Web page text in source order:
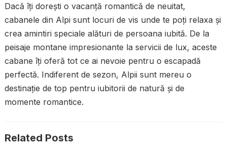
Dacă îți dorești o vacanță romantică de neuitat,
cabanele din Alpi sunt locuri de vis unde te poți relaxa și
crea amintiri speciale alături de persoana iubită. De la
peisaje montane impresionante la servicii de lux, aceste
cabane îți oferă tot ce ai nevoie pentru o escapadă
perfectă. Indiferent de sezon, Alpii sunt mereu o
destinație de top pentru iubitorii de natură și de
momente romantice.
Related Posts